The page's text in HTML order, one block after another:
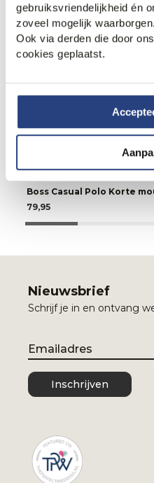
gebruiksvriendelijkheid én
zoveel mogelijk waarborgen.
Ook via derden die door
cookies geplaatst.
Boss Casual Polo Korte
79,95
Nieuwsbrief
Schrijf je in en ontvang
Email
Inschrijven